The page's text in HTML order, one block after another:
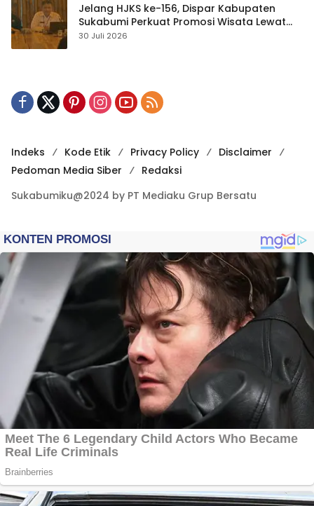
Jelang HJKS ke-156, Dispar Kabupaten
Sukabumi Perkuat Promosi Wisata Lewat
Publikasi Digital
30 Juli 2026
Indeks Kode Etik Privacy Policy
Disclaimer
Pedoman Media Siber
Redaksi
Sukabumiku@2024 by PT Mediaku Grup Bersatu